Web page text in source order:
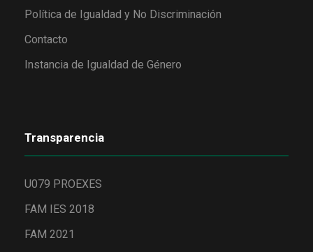
Política de Igualdad y No Discriminación
Contacto
Instancia de Igualdad de Género
Transparencia
U079 PROEXES
FAM IES 2018
FAM 2021